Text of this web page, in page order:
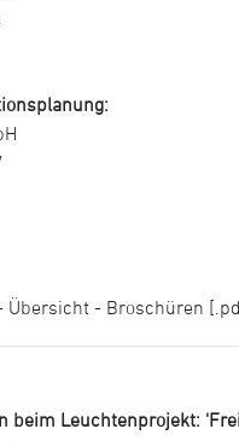
Übersicht - Broschüren
beim Leuchtenprojekt: